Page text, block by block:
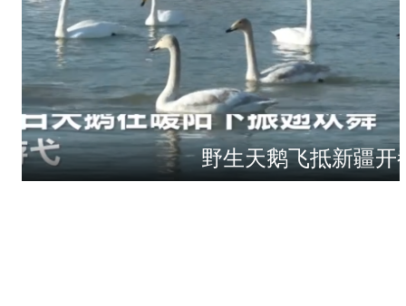
野生天鹅飞抵新疆开